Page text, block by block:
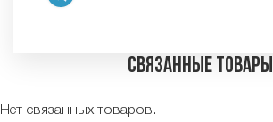
Связанные товары
Нет связанных товаров.